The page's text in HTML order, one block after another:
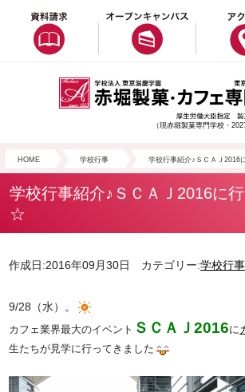
（現赤堀製菓専門学校・
HOME 学校行事 学校行事紹介♪ＳＣＡＪ2016
学校行事紹介♪ＳＣＡＪ2016に
☆
作成日:2016年09月30日 カテゴリー:学校行事
9/28（水）。
カフェ業界最大のイベント ＳＣＡＪ2016に
生たちが見学に行ってきました